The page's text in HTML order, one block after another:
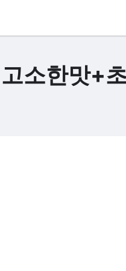
소한맛+